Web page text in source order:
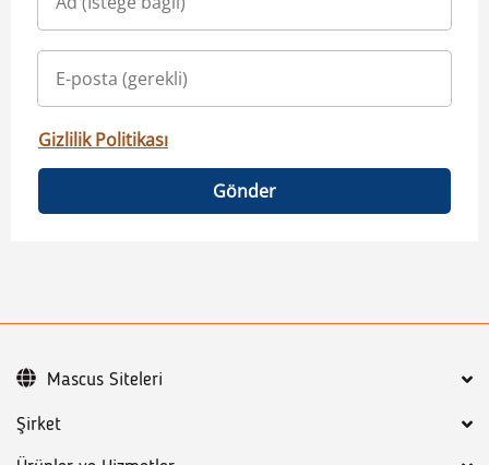
Gizlilik Politikası
Gönder
Şirket
Mascus Siteleri